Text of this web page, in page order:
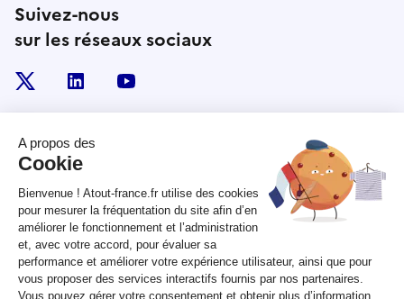
Suivez-nous
sur les réseaux sociaux
linkedin
RÉPUBLIQUE
FRANÇAISE